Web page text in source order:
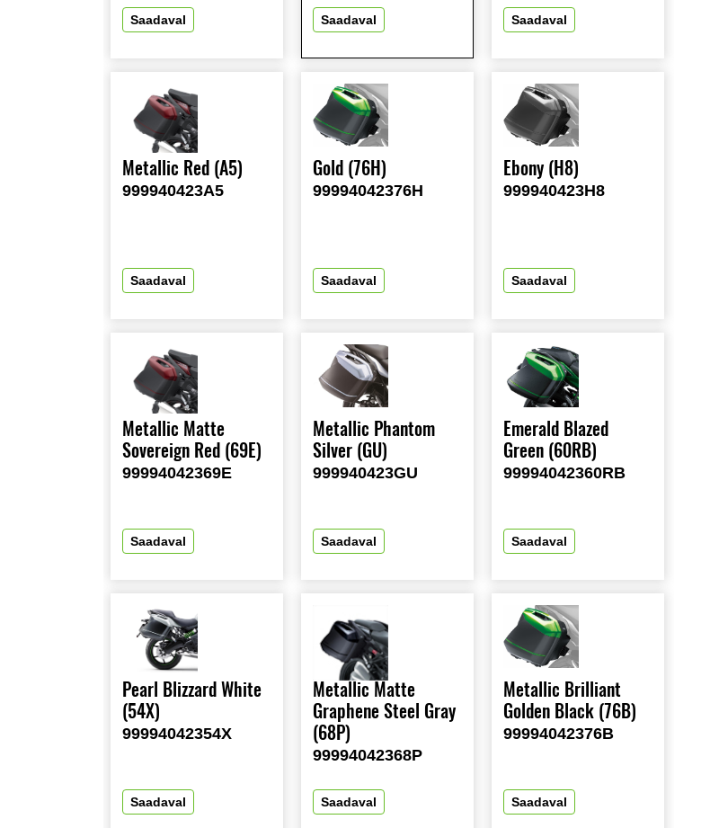
Saadaval Saadaval Saadaval
Metallic Red (A5)
999940423A5
Saadaval
Gold (76H)
99994042376H
Saadaval
Ebony (H8)
999940423H8
Saadaval
Metallic Matte
Sovereign Red (69E)
99994042369E
Saadaval
Metallic Phantom
Silver (GU)
999940423GU
Saadaval
Emerald Blazed
Green (60RB)
99994042360RB
Saadaval
Pearl Blizzard White
(54X)
99994042354X
Saadaval
Metallic Matte
Graphene Steel Gray
(68P)
99994042368P
Saadaval
Metallic Brilliant
Golden Black (76B)
99994042376B
Saadaval